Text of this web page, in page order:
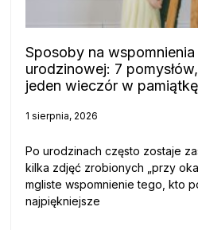
Sposoby na
urodzinowej: 7
jeden wieczór w
1 sierpnia, 2026
Po urodzinach często zostaje
kilka zdjęć zrobionych „przy
mgliste wspomnienie tego, kto
najpiękniejsze